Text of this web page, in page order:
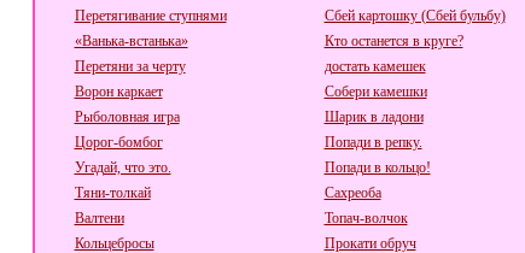
Перетягивание ступнями
Сбей картошку (Сбей бульбу)
«Ванька-встанька»
Кто останется в круге?
Перетяни за черту
достать камешек
Ворон каркает
Собери камешки
Рыболовная игра
Шарик в ладони
Цорог-бомбог
Попади в репку.
Угадай, что это.
Попади в кольцо!
Тяни-толкай
Сахреоба
Валтени
Топач-волчок
Кольцебросы
Прокати обруч